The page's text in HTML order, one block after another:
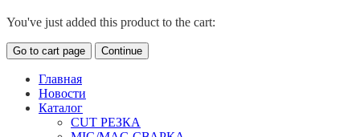
You've just added this product to the cart:
Go to cart page Continue
Главная
Новости
Каталог
CUT РЕЗКА